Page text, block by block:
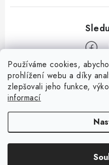
Používáme cookies,
prohlížení webu a díky
zlepšovali jeho funkce,
informací
Informace pro vás
Billy Goat
Zemědělská
CIME